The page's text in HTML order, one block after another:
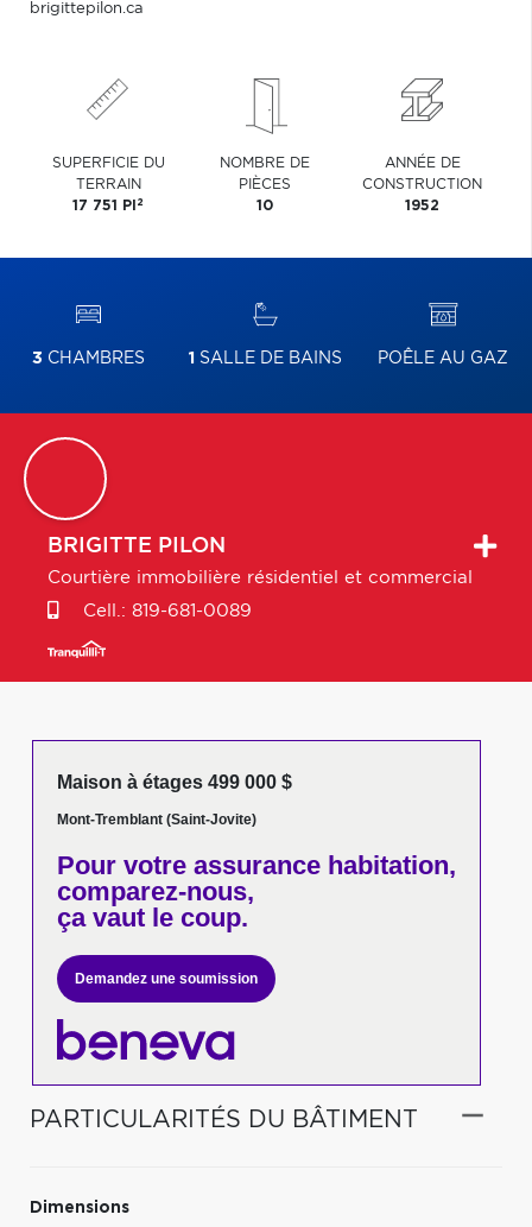
brigittepilon.ca
SUPERFICIE DU
TERRAIN
17 751 PI 2
NOMBRE DE
PIÈCES
10
ANNÉE DE
CONSTRUCTION
1952
3 CHAMBRES 1 SALLE DE BAINS POÊLE AU GAZ
BRIGITTE PILON
Courtière immobilière résidentiel et commercial
Cell.: 819-681-0089
Maison à étages 499 000 $
Mont-Tremblant (Saint-Jovite)
Pour votreassurance habitation,
comparez-nous,
ça vaut le coup.
Demandez une soumission
PARTICULARITÉS DU BÂTIMENT
Dimensions